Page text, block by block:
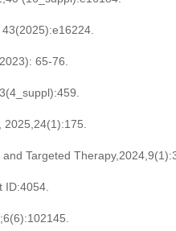
65-76.
Targeted
ID:4054.